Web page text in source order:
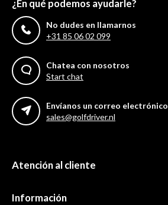
¿En qué podemos ayudarle?
No dudes en llamarnos
+31 85 06 02 099
Chatea con nosotros
Start chat
Envíanos un correo electrónico
sales@golfdriver.nl
Atención al cliente
Información